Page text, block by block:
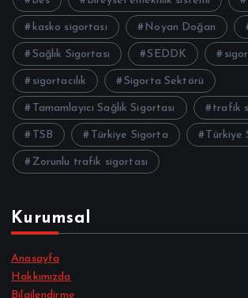
kasko sigortası Noyan Doğan
Sağlık Sigortası SEDDK
sigortacılık Sigorta Sektörü
Tamamlayıcı Sağlık Sigortası trafik
TSB Türkiye Sigorta Türkiye
Zorunlu trafik sigortası
Kurumsal
Anasayfa
Hakkımızda
Bilgilendirme